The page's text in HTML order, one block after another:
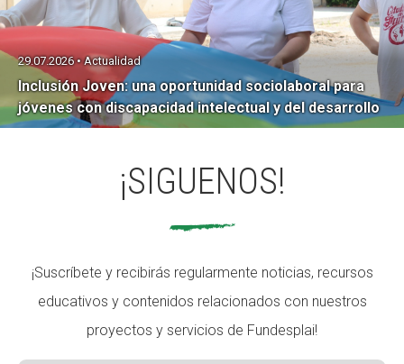
Inclusión Joven: una oportunidad sociolaboral para
jóvenes con discapacidad intelectual y del desarrollo
29.07.2026 • Actualidad
¡SIGUENOS!
¡Suscríbete y recibirás regularmente noticias, recursos
educativos y contenidos relacionados con nuestros
proyectos y servicios de Fundesplai!